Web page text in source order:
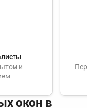
и
окон в